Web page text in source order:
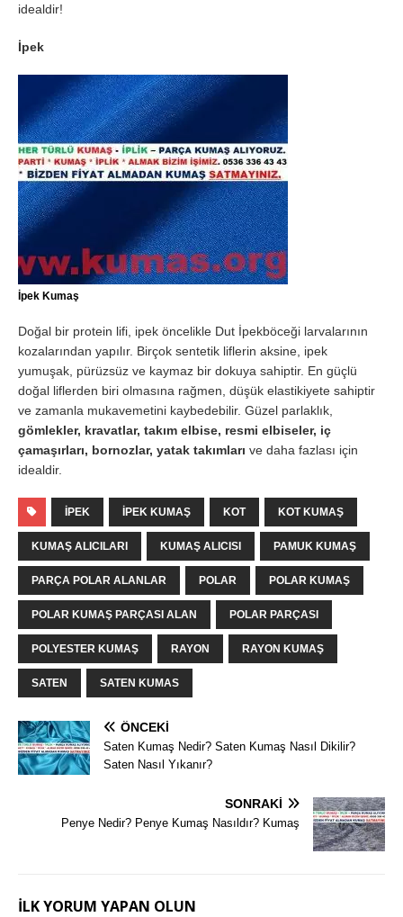
idealdir!
İpek
İpek Kumaş
Doğal bir protein lifi, ipek öncelikle Dut İpekböceği larvalarının
kozalarından yapılır. Birçok sentetik liflerin aksine, ipek
yumuşak, pürüzsüz ve kaymaz bir dokuya sahiptir. En güçlü
doğal liflerden biri olmasına rağmen, düşük elastikiyete sahiptir
ve zamanla mukavemetini kaybedebilir. Güzel parlaklık,
gömlekler, kravatlar, takım elbise, resmi elbiseler, iç
çamaşırları, bornozlar, yatak takımları ve daha fazlası için
idealdir.
İPEK İPEK KUMAŞ KOT KOT KUMAŞ
KUMAŞ ALICILARI KUMAŞ ALICISI PAMUK KUMAŞ
PARÇA POLAR ALANLAR POLAR POLAR KUMAŞ
POLAR KUMAŞ PARÇASI ALAN POLAR PARÇASI
POLYESTER KUMAŞ RAYON RAYON KUMAŞ
SATEN SATEN KUMAS
ÖNCEKI
Saten Kumaş Nedir? Saten Kumaş Nasıl Dikilir?
Saten Nasıl Yıkanır?
SONRAKI
Penye Nedir? Penye Kumaş Nasıldır? Kumaş
İLK YORUM YAPAN OLUN